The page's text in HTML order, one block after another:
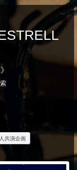
共演企画